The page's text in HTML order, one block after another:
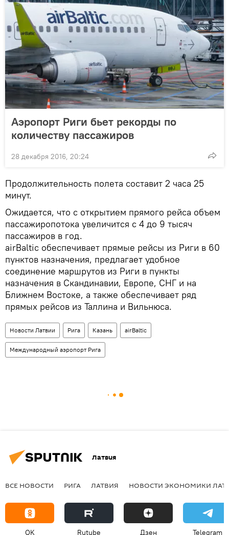
Аэропорт Риги бьет рекорды по
количеству пассажиров
28 декабря 2016, 20:24
Продолжительность полета составит 2 часа 25
минут.
Ожидается, что с открытием прямого рейса объем
пассажиропотока увеличится c 4 до 9 тысяч
пассажиров в год.
airBaltiс обеспечивает прямые рейсы из Риги в 60
пунктов назначения, предлагает удобное
соединение маршрутов из Риги в пункты
назначения в Скандинавии, Европе, СНГ и на
Ближнем Востоке, а также обеспечивает ряд
прямых рейсов из Таллина и Вильнюса.
Новости Латвии Рига Казань airBaltic
Международный аэропорт Рига
Латвия
ВСЕ НОВОСТИ РИГА ЛАТВИЯ НОВОСТИ ЭКОНОМИКИ
OK Rutube Дзен Telegram